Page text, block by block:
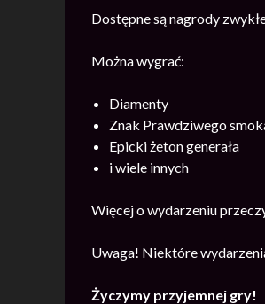
Dostępne są nagrody
Można wygrać:
Diamenty
Znak Prawdziwego
Epicki żeton generała
i wiele innych
Więcej o wydarzeniu
Uwaga! Niektóre
Życzymy przyjemnej gry!